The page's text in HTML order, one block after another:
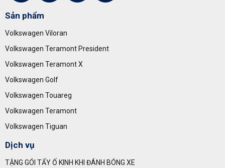
Sản phẩm
Volkswagen Viloran
Volkswagen Teramont President
Volkswagen Teramont X
Volkswagen Golf
Volkswagen Touareg
Volkswagen Teramont
Volkswagen Tiguan
Dịch vụ
TẶNG GÓI TẨY Ố KINH KHI ĐÁNH BÓNG XE